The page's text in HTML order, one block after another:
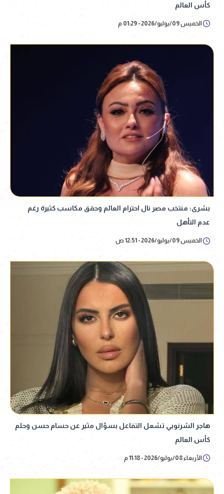
كأس العالم
الخميس 09/يوليو/2026 - 01:29 م
بشرى: منتخب مصر نال احترام العالم وحقق مكاسب كثيرة رغم
عدم التأهل
الخميس 09/يوليو/2026 - 12:51 ص
هاجر الشرنوبي تشعل التفاعل بسؤال مثير عن حسام حسن وحلم
كأس العالم
الأربعاء 08/يوليو/2026 - 11:18 م